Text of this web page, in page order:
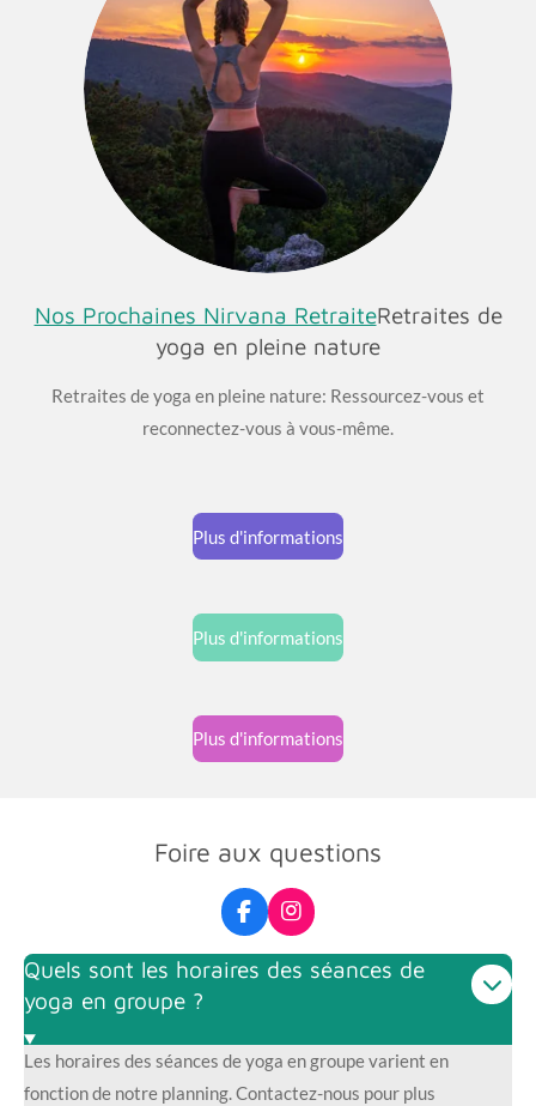
Nos Prochaines Nirvana RetraiteRetraites de
yoga en pleine nature
Retraites de yoga en pleine nature: Ressourcez-vous et
reconnectez-vous à vous-même.
Plus d'informations
Plus d'informations
Plus d'informations
Foire aux questions
F
a
c
e
o
k
I
n
s
t
r
a
m
Quels sont les horaires des séances de
yoga en groupe ?
Les horaires des séances de yoga en groupe varient en
fonction de notre planning. Contactez-nous pour plus